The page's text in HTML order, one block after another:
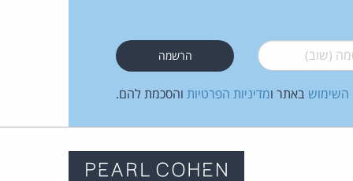
(שוב)*
השימוש באתר ומדיניות הפרטיות והסכמת להם.